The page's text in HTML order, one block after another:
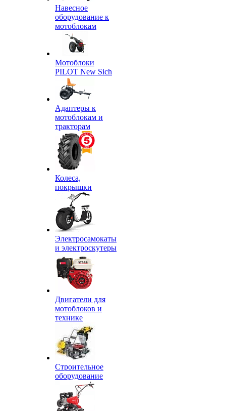
Навесное
оборудование к
мотоблокам
Мотоблоки
PILOT New Sich
Адаптеры к
мотоблокам и
тракторам
Колеса,
покрышки
Электросамокаты
и электроскутеры
Двигатели для
мотоблоков и
технике
Строительное
оборудование